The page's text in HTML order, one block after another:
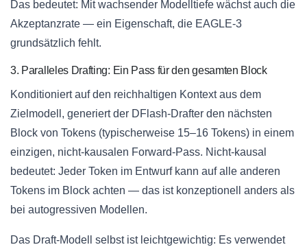
Das bedeutet: Mit wachsender Modelltiefe wächst auch die
Akzeptanzrate — ein Eigenschaft, die EAGLE-3
grundsätzlich fehlt.
3. Paralleles Drafting: Ein Pass für den gesamten Block
Konditioniert auf den reichhaltigen Kontext aus dem
Zielmodell, generiert der DFlash-Drafter den nächsten
Block von Tokens (typischerweise 15–16 Tokens) in einem
einzigen, nicht-kausalen Forward-Pass. Nicht-kausal
bedeutet: Jeder Token im Entwurf kann auf alle anderen
Tokens im Block achten — das ist konzeptionell anders als
bei autogressiven Modellen.
Das Draft-Modell selbst ist leichtgewichtig: Es verwendet